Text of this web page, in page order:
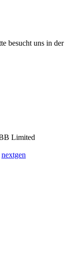
besucht uns in der
Limited
nextgen